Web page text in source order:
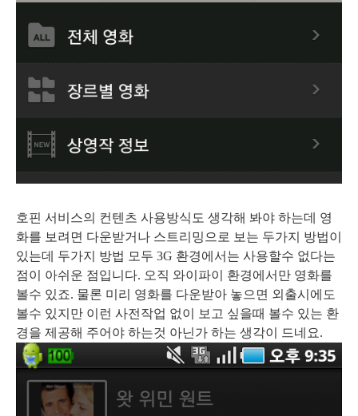
호핀 서비스의 컨텐츠 사용방식도 생각해 봐야 하는데 영
화를 보려면 다운받거나 스트리밍으로 보는 두가지 방법이
있는데 두가지 방법 모두 3G 환경에서는 사용할수 없다는
점이 아쉬운 점입니다. 오직 와이 파이 환경에서만 영화를
볼수 있죠. 물론 미리 영화를 다운받아 놓으면 외출시에도
볼수 있지만 이런 사전작업 없이 보고 싶을때 볼수 있는 환
경을 제공해 주어야 하는것 아닌가 하는 생각이 드네요.